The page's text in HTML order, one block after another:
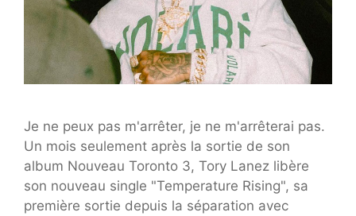
Je ne peux pas m'arrêter, je ne m'arrêterai pas.
Un mois seulement après la sortie de son
album Nouveau Toronto 3, Tory Lanez libère
son nouveau single "Temperature Rising", sa
première sortie depuis la séparation avec